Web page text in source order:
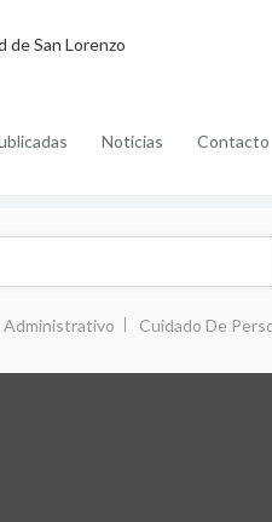
Noticias Contacto
Administrativo Cuidado De